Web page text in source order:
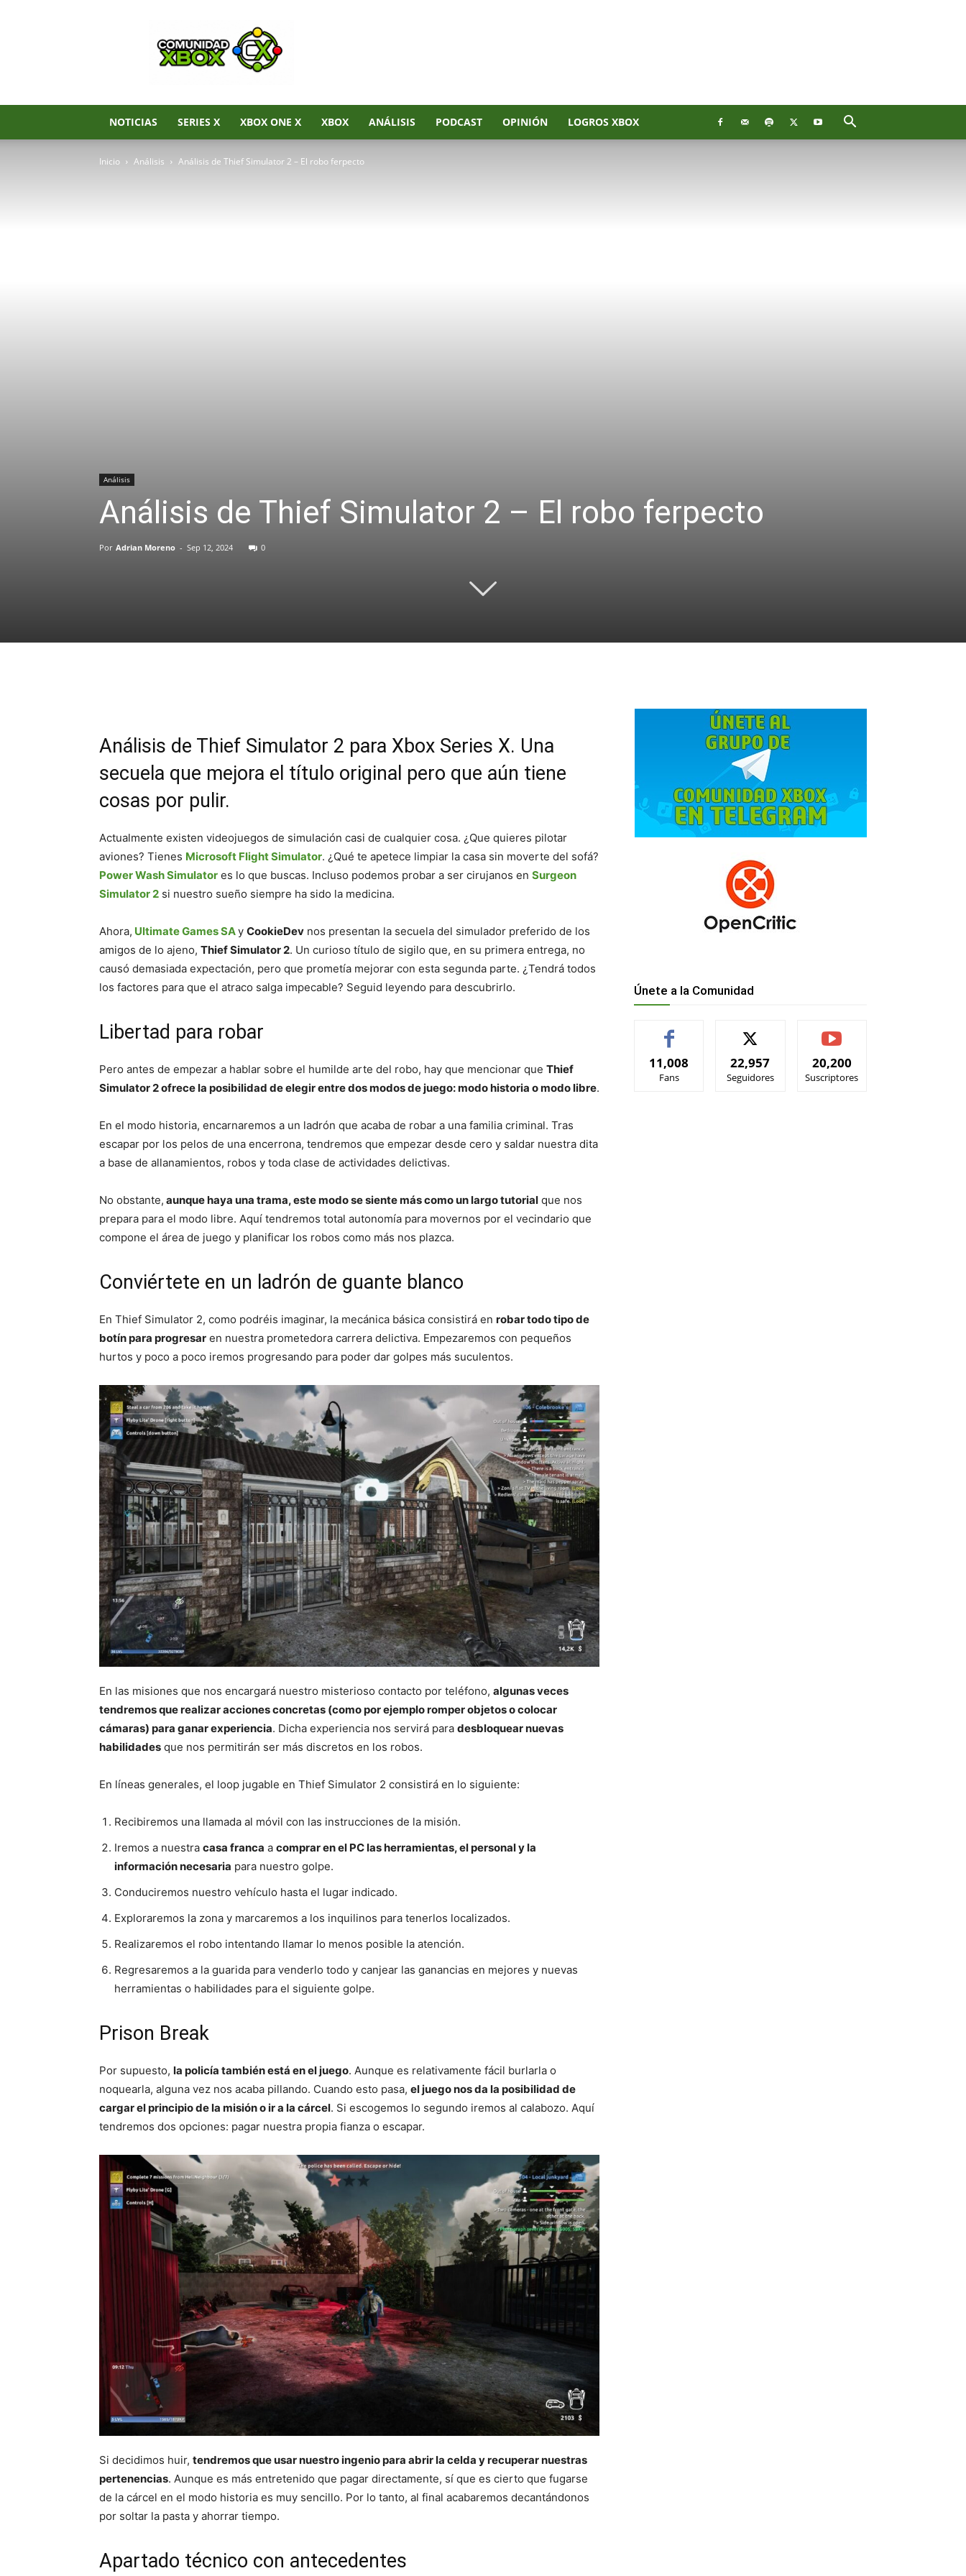
Noticias
de
Xbox
Series
Xbox
One
360
NOTICIAS SERIES X XBOX ONE X XBOX ANÁLISIS PODCAST OPINIÓN LOGROS XBOX
Inicio Análisis Análisis de Thief Simulator 2 – El robo ferpecto
Análisis
Análisis de Thief Simulator 2 – El robo ferpecto
Por Adrian Moreno - Sep 12, 2024 0
Análisis de Thief Simulator 2 para Xbox Series X. Una
secuela que mejora el título original pero que aún tiene
cosas por pulir.
Actualmente existen videojuegos de simulación casi de cualquier cosa. ¿Que quieres pilotar
aviones? Tienes Microsoft Flight Simulator. ¿Qué te apetece limpiar la casa sin moverte del sofá?
Power Wash Simulator es lo que buscas. Incluso podemos probar a ser cirujanos en Surgeon
Simulator 2 si nuestro sueño siempre ha sido la medicina.
Ahora, Ultimate Games SAy CookieDev nos presentan la secuela del simulador preferido de los
amigos de lo ajeno, Thief Simulator 2. Un curioso título de sigilo que, en su primera entrega, no
causó demasiada expectación, pero que prometía mejorar con esta segunda parte. ¿Tendrá todos
los factores para que el atraco salga impecable? Seguid leyendo para descubrirlo.
Libertad para robar
Pero antes de empezar a hablar sobre el humilde arte del robo, hay que mencionar que Thief
Simulator 2 ofrece la posibilidad de elegir entre dos modos de juego: modo historia o modo libre.
En el modo historia, encarnaremos a un ladrón que acaba de robar a una familia criminal. Tras
escapar por los pelos de una encerrona, tendremos que empezar desde cero y saldar nuestra dita
a base de allanamientos, robos y toda clase de actividades delictivas.
No obstante, aunque haya una trama, este modo se siente más como un largo tutorial que nos
prepara para el modo libre. Aquí tendremos total autonomía para movernos por el vecindario que
compone el área de juego y planificar los robos como más nos plazca.
Conviértete en un ladrón de guante blanco
En Thief Simulator 2, como podréis imaginar, la mecánica básica consistirá en robar todo tipo de
botín para progresar en nuestra prometedora carrera delictiva. Empezaremos con pequeños
hurtos y poco a poco iremos progresando para poder dar golpes más suculentos.
En las misiones que nos encargará nuestro misterioso contacto por teléfono, algunas veces
tendremos que realizar acciones concretas (como por ejemplo romper objetos o colocar
cámaras) para ganar experiencia. Dicha experiencia nos servirá para desbloquear nuevas
habilidades que nos permitirán ser más discretos en los robos.
En líneas generales, el loop jugable en Thief Simulator 2 consistirá en lo siguiente:
Recibiremos una llamada al móvil con las instrucciones de la misión.
Iremos a nuestra casa franca a comprar en el PC las herramientas, el personal y la
información necesaria para nuestro golpe.
Conduciremos nuestro vehículo hasta el lugar indicado.
Exploraremos la zona y marcaremos a los inquilinos para tenerlos localizados.
Realizaremos el robo intentando llamar lo menos posible la atención.
Regresaremos a la guarida para venderlo todo y canjear las ganancias en mejores y nuevas
herramientas o habilidades para el siguiente golpe.
Prison Break
Por supuesto, la policía también está en el juego. Aunque es relativamente fácil burlarla o
noquearla, alguna vez nos acaba pillando. Cuando esto pasa, el juego nos da la posibilidad de
cargar el principio de la misión o ir a la cárcel. Si escogemos lo segundo iremos al calabozo. Aquí
tendremos dos opciones: pagar nuestra propia fianza o escapar.
Si decidimos huir, tendremos que usar nuestro ingenio para abrir la celda y recuperar nuestras
pertenencias. Aunque es más entretenido que pagar directamente, sí que es cierto que fugarse
de la cárcel en el modo historia es muy sencillo. Por lo tanto, al final acabaremos decantándonos
por soltar la pasta y ahorrar tiempo.
Apartado técnico con antecedentes
Únete a la Comunidad
11,008
Fans
22,957
Seguidores
20,200
Suscriptores